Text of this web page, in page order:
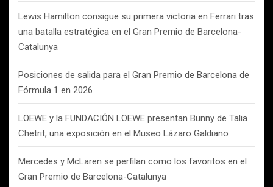
Lewis Hamilton consigue su primera victoria en Ferrari tras
una batalla estratégica en el Gran Premio de Barcelona-
Catalunya
Posiciones de salida para el Gran Premio de Barcelona de
Fórmula 1 en 2026
LOEWE y la FUNDACIÓN LOEWE presentan Bunny de Talia
Chetrit, una exposición en el Museo Lázaro Galdiano
Mercedes y McLaren se perfilan como los favoritos en el
Gran Premio de Barcelona-Catalunya